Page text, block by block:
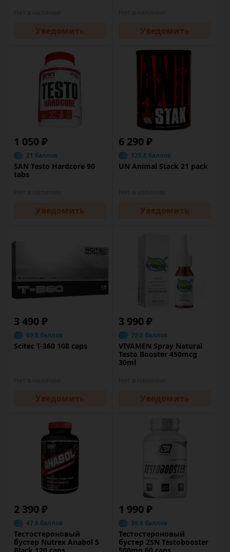
Уведомить Уведомить
1 050 ₽
21 баллов
SAN Testo Hardcore 90
tabs
Уведомить
6 290 ₽
125.8 баллов
UN Animal Stack 21 pack
Уведомить
3 490 ₽
69.8 баллов
Scitec T-360 108 caps
Уведомить
3 990 ₽
79.8 баллов
VIVAMEN Spray Natural
Testo Booster 450mcg
30ml
Уведомить
2 390 ₽
47.8 баллов
Тестостероновый
бустер Nutrex Anabol 5
1 990 ₽
39.8 баллов
Тестостероновый
бустер 2SN Testobooster